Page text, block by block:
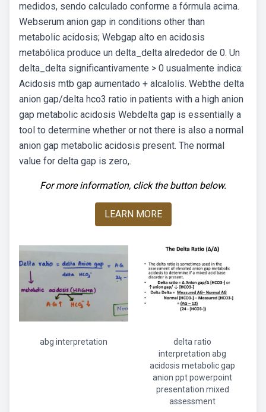
medidos, sendo calculado conforme a fórmula acima.
Webserum anion gap in conditions other than
metabolic acidosis; Webgap alto en acidosis
metabólica produce un delta_delta alrededor de 0. Un
delta_delta significantivamente > 0 usualmente indica:
Acidosis mtb gap aumentado + alcalolis. Webthe delta
anion gap/delta hco3 ratio in patients with a high anion
gap metabolic acidosis Webdelta gap is essentially a
tool to determine whether or not there is also a normal
anion gap metabolic acidosis present. The normal
value for delta gap is zero,.
For more information, click the button below.
LEARN MORE
abg interpretation
delta ratio
interpretation abg
acidosis metabolic gap
anion ppt powerpoint
presentation mixed
assessment